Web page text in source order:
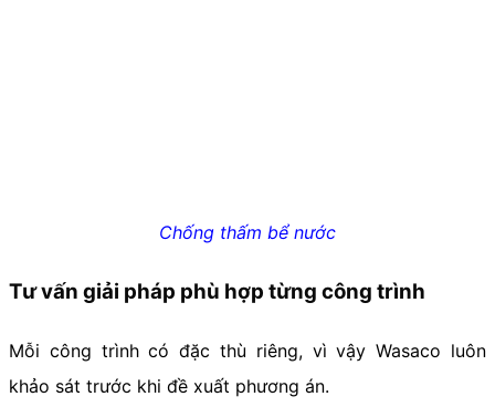
Chống thấm bể nước
Tư vấn giải pháp phù hợp từng công trình
Mỗi công trình có đặc thù riêng, vì vậy Wasaco luôn
khảo sát trước khi đề xuất phương án.